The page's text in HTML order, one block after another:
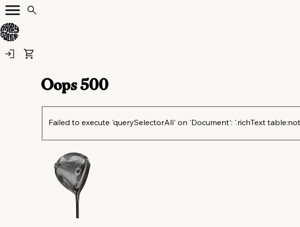
Oops500
Failed to execute 'querySelectorAll' on 'Document': '.richText